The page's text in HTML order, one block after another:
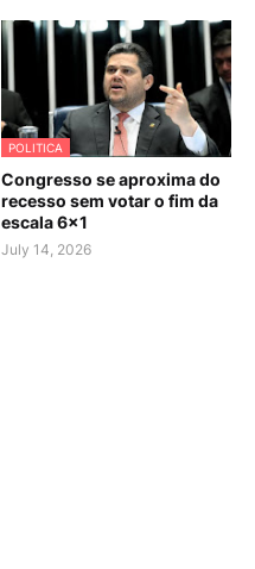
POLITICA
Congresso se aproxima do
recesso sem votar o fim da
escala 6×1
July 14, 2026